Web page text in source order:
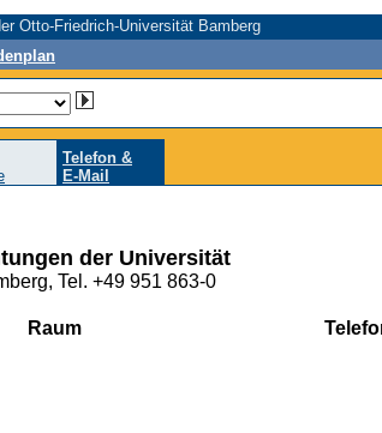
Otto-Friedrich-Universität Bamberg
Telefon &
E-Mail
der Universität
Tel. +49 951 863-0
Raum